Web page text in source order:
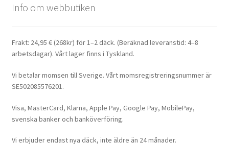
Info om webbutiken
Frakt: 24,95 € (268kr) för 1–2 däck. (Beräknad leveranstid: 4–8
arbetsdagar). Vårt lager finns i Tyskland.
Vi betalar momsen till Sverige. Vårt momsregistreringsnummer är
SE502085576201.
Visa, MasterCard, Klarna, Apple Pay, Google Pay, MobilePay,
svenska banker och banköverföring.
Vi erbjuder endast nya däck, inte äldre än 24 månader.